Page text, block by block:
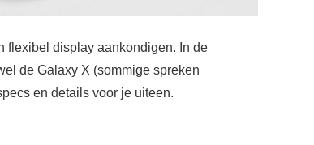
flexibel display aankondigen. In de
de Galaxy X (sommige spreken
en details voor je uiteen.